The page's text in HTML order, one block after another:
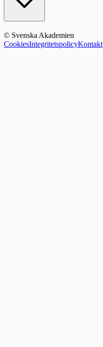
© Svenska Akademien
CookiesIntegritetspolicyKontakt